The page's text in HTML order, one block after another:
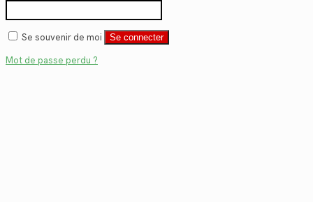
Se souvenir de moi Se connecter
Mot de passe perdu ?